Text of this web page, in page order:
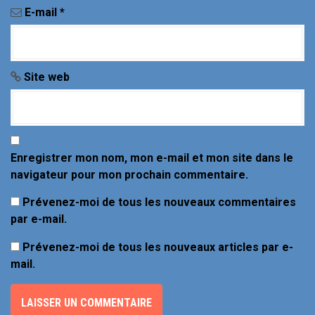
r
i
c
l
e
E-mail *
Site web
Enregistrer mon nom, mon e-mail et mon site dans le
navigateur pour mon prochain commentaire.
Prévenez-moi de tous les nouveaux commentaires
par e-mail.
Prévenez-moi de tous les nouveaux articles par e-
mail.